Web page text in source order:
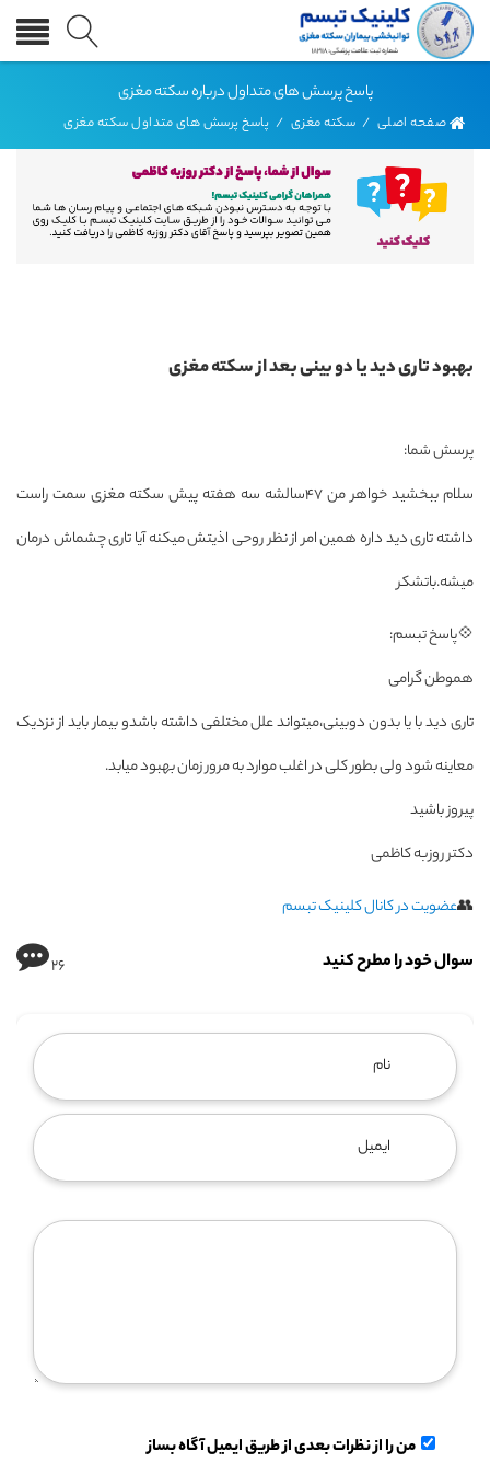
پاسخ پرسش های متداول درباره سکته مغزی
صفحه اصلی / سکته مغزی / پاسخ پرسش های متداول سکته مغزی
بهبود تاری دید یا دو بینی بعد از سکته مغزی
پرسش شما:
سلام ببخشید خواهر من 47سالشه سه هفته پیش سکته مغزی سمت راست
داشته تاری دید داره همین امر از نظر روحی اذیتش میکنه آیا تاری چشماش درمان
میشه.باتشکر
💠پاسخ تبسم:
هموطن گرامی
تاری دید با یا بدون دوبینی،میتواند علل مختلفی داشته باشدو بیمار باید از نزدیک
معاینه شود ولی بطور کلی در اغلب موارد به مرور زمان بهبود میابد.
پیروز باشید
دکتر روزبه کاظمی
👥عضویت در کانال کلینیک تبسم
سوال خود را مطرح کنید 26
من را از نظرات بعدی از طریق ایمیل آگاه بساز